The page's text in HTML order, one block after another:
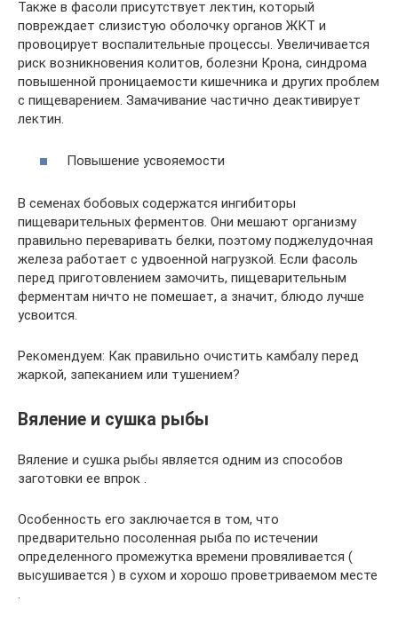
Также в фасоли присутствует лектин, который
повреждает слизистую оболочку органов ЖКТ и
провоцирует воспалительные процессы. Увеличивается
риск возникновения колитов, болезни Крона, синдрома
повышенной проницаемости кишечника и других проблем
с пищеварением. Замачивание частично деактивирует
лектин.
Повышение усвояемости
В семенах бобовых содержатся ингибиторы
пищеварительных ферментов. Они мешают организму
правильно переваривать белки, поэтому поджелудочная
железа работает с удвоенной нагрузкой. Если фасоль
перед приготовлением замочить, пищеварительным
ферментам ничто не помешает, а значит, блюдо лучше
усвоится.
Рекомендуем: Как правильно очистить камбалу перед
жаркой, запеканием или тушением?
Вяление и сушка рыбы
Вяление и сушка рыбы является одним из способов
заготовки ее впрок .
Особенность его заключается в том, что
предварительно посоленная рыба по истечении
определенного промежутка времени провяливается (
высушивается ) в сухом и хорошо проветриваемом месте
.